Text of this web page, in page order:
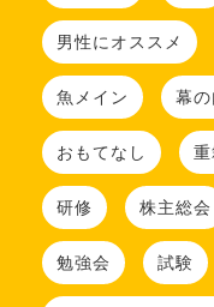
男性にオススメ
魚メイン 幕の
おもてなし
研修 株主総会
勉強会 試験